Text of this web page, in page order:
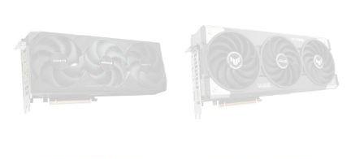
Garanciaidő:
Azonosító:
49601
36 hónap
ÁFA: 27%
Azonosító:
101 900 Ft